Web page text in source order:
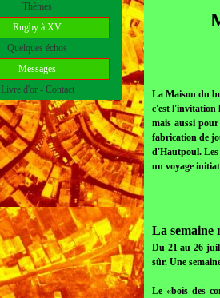
Thèmes
Rugby à XV
Quelques échos
Messages
Livre d'or - Contact
La Maison du
c'est l'invitation
mais aussi
fabrication de
d'Hautpoul. Les
un voyage
La semaine
Du 21 au 26
sûr. Une
Le «bois des